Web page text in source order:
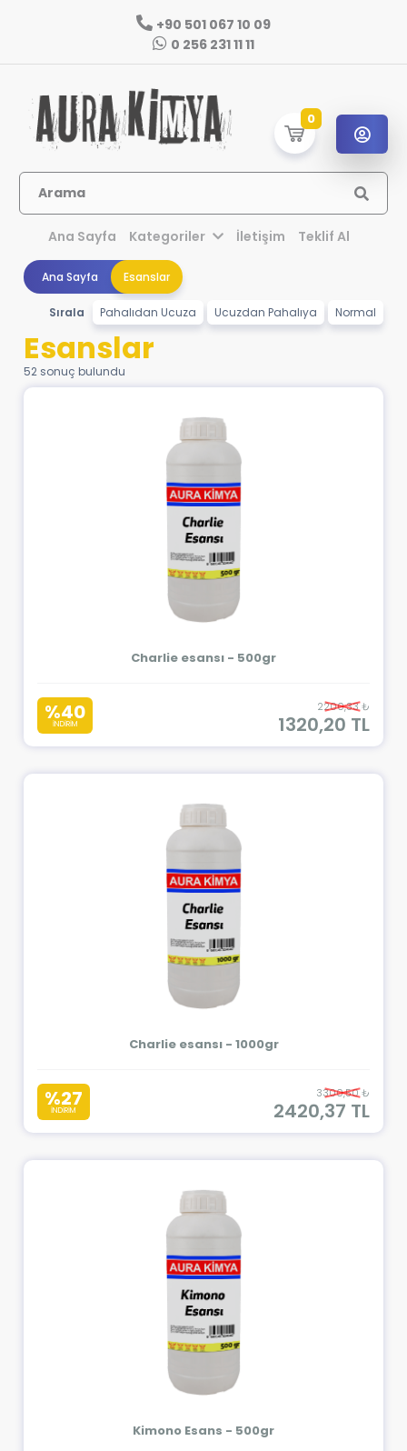
+90 501 067 10 09
0 256 231 11 11
0
Arama
Ana Sayfa Kategoriler İletişim Teklif Al
Ana Sayfa Esanslar
Sırala Pahalıdan Ucuza Ucuzdan Pahalıya Normal
Esanslar
52 sonuç bulundu
Charlie esansı - 500gr
%40
İNDİRİM
2200,33 ₺
1320,20 TL
Charlie esansı - 1000gr
%27
İNDİRİM
3300,50 ₺
2420,37 TL
Kimono Esans - 500gr